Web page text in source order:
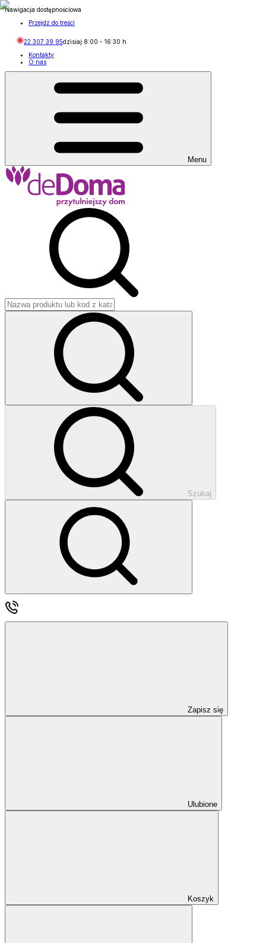
Nawigacja dostępnościowa
Przejdź do treści
22 307 39 95dzisiaj 8:00 - 16:30 h
Kontakty
O nas
Menu
Szukaj
Zapisz się
Ulubione
Koszyk